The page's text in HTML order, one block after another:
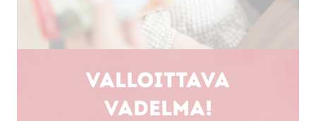
Valloittava
vadelma!